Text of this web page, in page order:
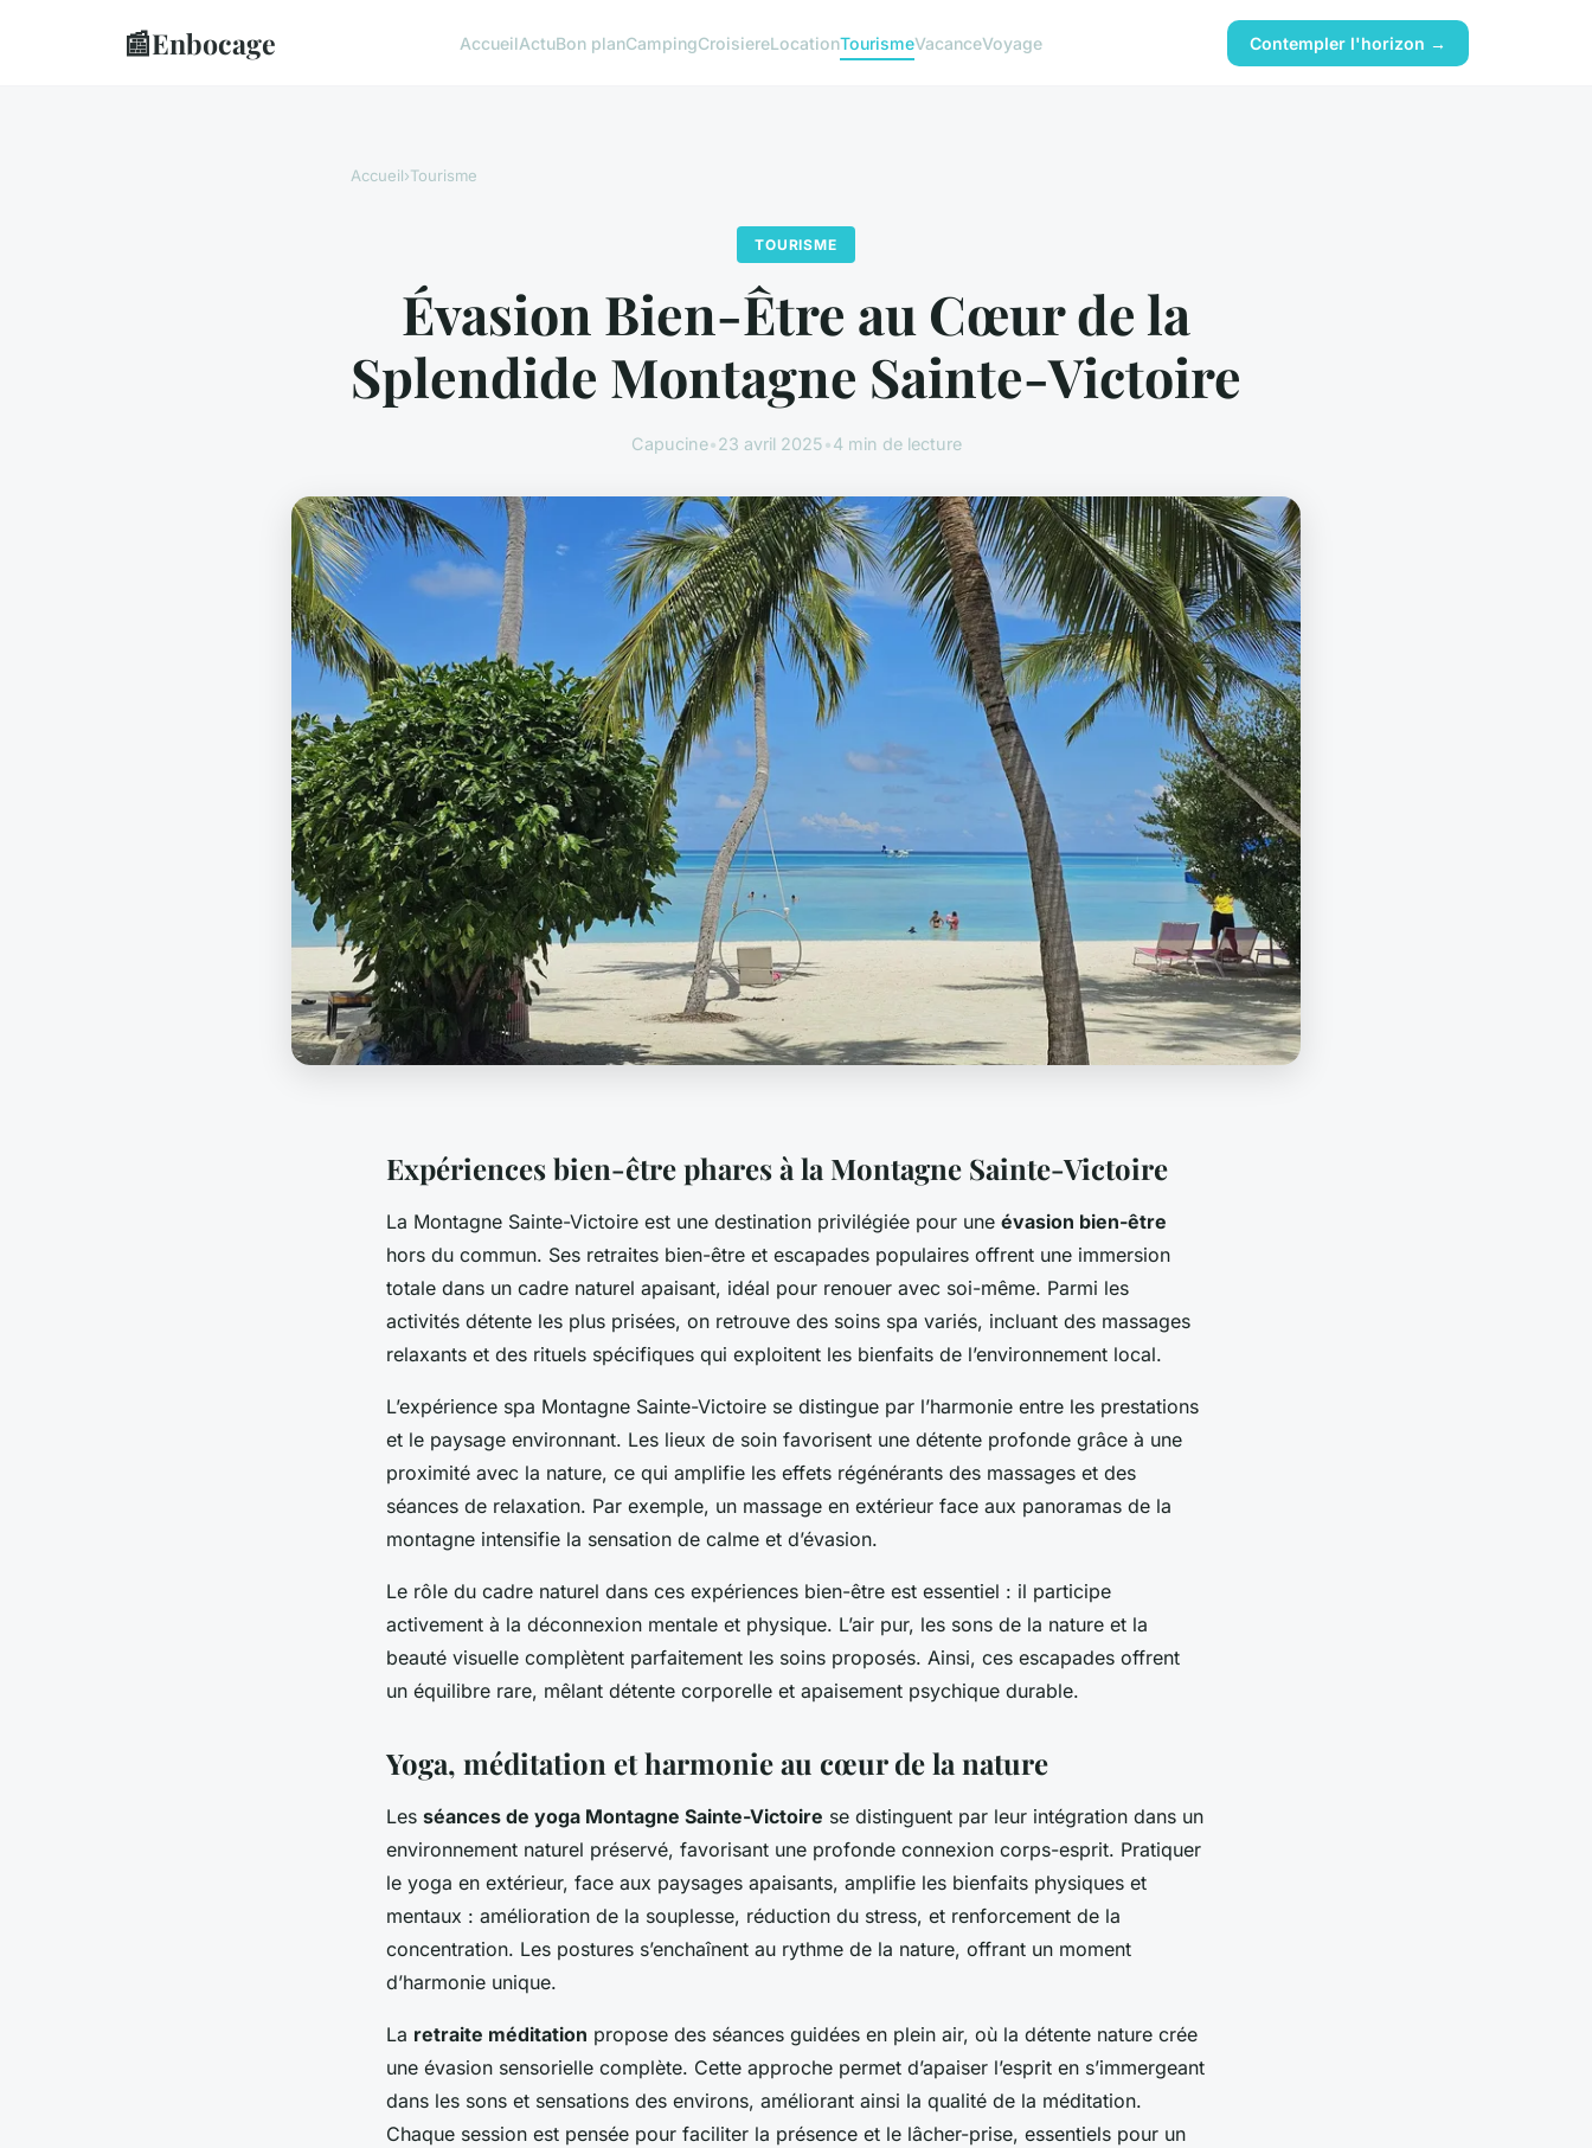
📰Enbocage AccueilActuBon planCampingCroisiereLocationTourismeVacanceVoyage Contempler l'horizon →
Accueil›Tourisme
TOURISME
Évasion Bien-Être au Cœur de la
Splendide Montagne Sainte-Victoire
Capucine•23 avril 2025•4 min de lecture
Expériences bien-être phares à la Montagne Sainte-Victoire
La Montagne Sainte-Victoire est une destination privilégiée pour une évasion bien-être
hors du commun. Ses retraites bien-être et escapades populaires offrent une immersion
totale dans un cadre naturel apaisant, idéal pour renouer avec soi-même. Parmi les
activités détente les plus prisées, on retrouve des soins spa variés, incluant des massages
relaxants et des rituels spécifiques qui exploitent les bienfaits de l’environnement local.
L’expérience spa Montagne Sainte-Victoire se distingue par l’harmonie entre les prestations
et le paysage environnant. Les lieux de soin favorisent une détente profonde grâce à une
proximité avec la nature, ce qui amplifie les effets régénérants des massages et des
séances de relaxation. Par exemple, un massage en extérieur face aux panoramas de la
montagne intensifie la sensation de calme et d’évasion.
Le rôle du cadre naturel dans ces expériences bien-être est essentiel : il participe
activement à la déconnexion mentale et physique. L’air pur, les sons de la nature et la
beauté visuelle complètent parfaitement les soins proposés. Ainsi, ces escapades offrent
un équilibre rare, mêlant détente corporelle et apaisement psychique durable.
Yoga, méditation et harmonie au cœur de la nature
Les séances de yoga Montagne Sainte-Victoire se distinguent par leur intégration dans un
environnement naturel préservé, favorisant une profonde connexion corps-esprit. Pratiquer
le yoga en extérieur, face aux paysages apaisants, amplifie les bienfaits physiques et
mentaux : amélioration de la souplesse, réduction du stress, et renforcement de la
concentration. Les postures s’enchaînent au rythme de la nature, offrant un moment
d’harmonie unique.
La retraite méditation propose des séances guidées en plein air, où la détente nature crée
une évasion sensorielle complète. Cette approche permet d’apaiser l’esprit en s’immergeant
dans les sons et sensations des environs, améliorant ainsi la qualité de la méditation.
Chaque session est pensée pour faciliter la présence et le lâcher-prise, essentiels pour un